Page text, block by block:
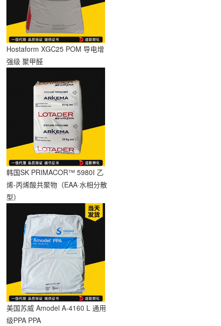
Hostaform XGC25 POM 导电增
强级 聚甲醛
韩国SK PRIMACOR™ 5980I 乙
烯-丙烯酸共聚物（EAA·水相分散
型）
美国苏威 Amodel A-4160 L 通用
级PPA PPA